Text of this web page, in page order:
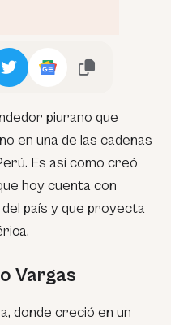
piurano que
en una de las cadenas
Es así como creó
hoy cuenta con
país y que proyecta
Vargas
donde creció en un